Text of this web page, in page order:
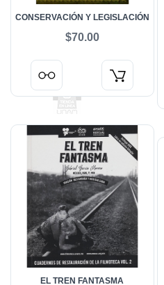
CONSERVACIÓN Y LEGISLACIÓN
$70.00
EL TREN FANTASMA